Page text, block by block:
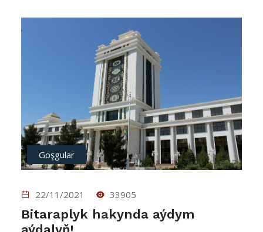
Goşgular
22/11/2021 33905
Bitaraplyk hakynda aýdym